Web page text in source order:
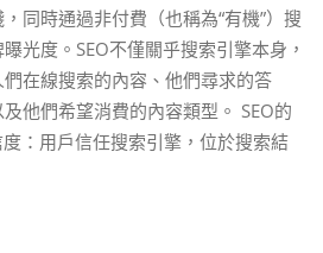
同時通過非付費（也稱為“有機”）搜
光度。SEO不僅關乎搜索引擎本身，
在線搜索的內容、他們尋求的答
他們希望消費的內容類型。 SEO的
：用戶信任搜索引擎，位於搜索結